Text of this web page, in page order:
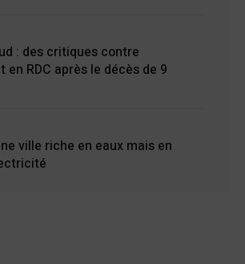
: des critiques contre
en RDC après le décès de 9
ville riche en eaux mais en